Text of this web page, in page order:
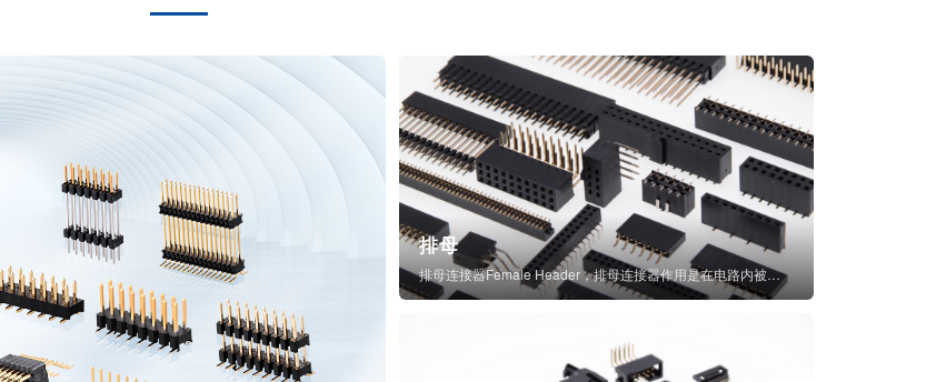
排母
排母连接器Female Header，排母连接器作用是在电路内被阻断处或孤立不通...